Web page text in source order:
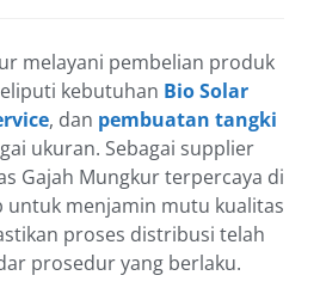
melayani pembelian produk
kebutuhan Bio Solar
, dan pembuatan tangki
ukuran. Sebagai supplier
Gajah Mungkur terpercaya di
untuk menjamin mutu kualitas
proses distribusi telah
prosedur yang berlaku.